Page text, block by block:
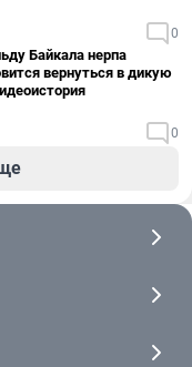
0
Байкала нерпа
вернуться в дикую
0